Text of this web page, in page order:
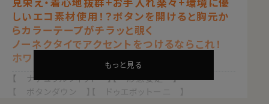
しいエコ素材使用！？ボタンを開けると胸元か
らカラーテープがチラッと覗く
ノーネクタイでアクセントをつけるならこれ！
ホワイト 白
【 ナチュラルフィット 】【 形態安定 】
【 ボタンダウン 】【 ドゥエボットーニ 】
もっと見る